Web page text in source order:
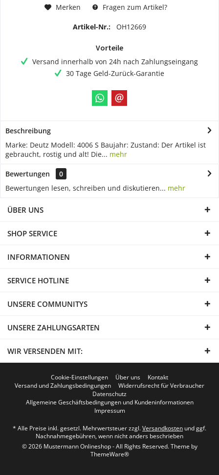
Merken Fragen zum Artikel?
Artikel-Nr.: OH12669
Vorteile
Versand innerhalb von 24h nach Zahlungseingang
30 Tage Geld-Zurück-Garantie
Beschreibung
Marke: Deutz Modell: 4006 S Baujahr: Zustand: Der Artikel ist
gebraucht, rostig und alt! Die... mehr
Bewertungen
0
Bewertungen lesen, schreiben und diskutieren... mehr
ÜBER UNS
SHOP SERVICE
INFORMATIONEN
SERVICE HOTLINE
UNSERE COMMUNITYS
UNSERE ZAHLUNGSARTEN
WIR VERSENDEN MIT:
Cookie-Einstellungen Über uns
Kontakt
Versand und Zahlungsbedingungen
Widerrufsrecht für Verbraucher
Datenschutz
Allgemeine Geschäftsbedingungen und Kundeninformationen
Impressum
* Alle Preise inkl. gesetzl. Mehrwertsteuer zzgl.Versandkosten und ggf.
Nachnahmegebühren, wenn nicht anders beschrieben
© 2026 Mustermann Onlineshop - All Rights Reserved. Theme by
ThemeWare®